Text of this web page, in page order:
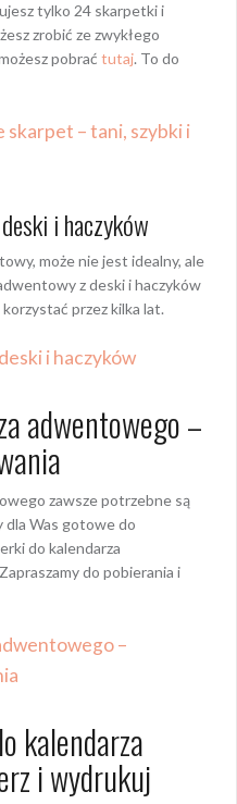
tylko 24 skarpetki i
zrobić ze zwykłego
pobrać tutaj. To do
– tani, szybki i
i haczyków
może nie jest idealny, ale
z deski i haczyków
przez kilka lat.
i haczyków
adwentowego –
zawsze potrzebne są
dla Was gotowe do
do kalendarza
do pobierania i
–
kalendarza
i wydrukuj